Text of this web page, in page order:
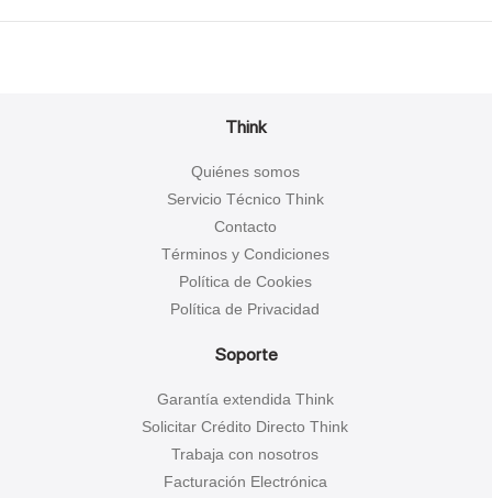
Think
Quiénes somos
Servicio Técnico Think
Contacto
Términos y Condiciones
Política de Cookies
Política de Privacidad
Soporte
Garantía extendida Think
Solicitar Crédito Directo Think
Trabaja con nosotros
Facturación Electrónica